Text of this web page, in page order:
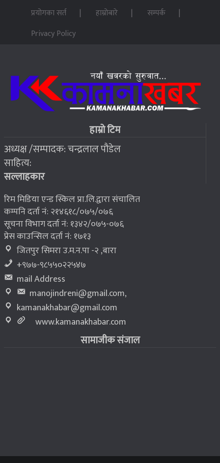
पन्ध्र सय घर निर्माणका लागि सेनालाई ८५ करोड
६ जहाँ चट्याङबाट बच्न रक्सी छर्केर घरभित्र पस्छन् स्थानीय
२०७६ बैशाख १३, शुक्रबार
फोरम सुनसरीको अध्यक्षमा खत्वे विजयी
२०७६ बैशाख १३, शुक्रबार
८ भूकम्प पीडितलाई घर निर्माण गर्न लालपुर्जा
प्रयोगका सर्त
हाम्रोबारे
सम्पर्क
Privacy Policy
हाम्रो टिम
अध्यक्ष /सम्पादक: चन्द्रलाल पौडेल
साहित्य:
सल्लाहकार
रिम मिडिया एन्ड स्किल प्रा.लि.द्वारा संचालित
कम्पनि दर्ता नं: २१४६१८/०७५/०७६
सूचना विभाग दर्ता नं: १३४२/०७५-०७६
प्रेस काउन्सिल दर्ता नं: १७१३
जितपुर सिमरा उ.म.न.पा -२ ,बारा
+९७७-९८५५०२२५४७
mail Address
manojindreni@gmail.com,
kamanakhabar@gmail.com
www.kamanakhabar.com
सामाजीक संजाल